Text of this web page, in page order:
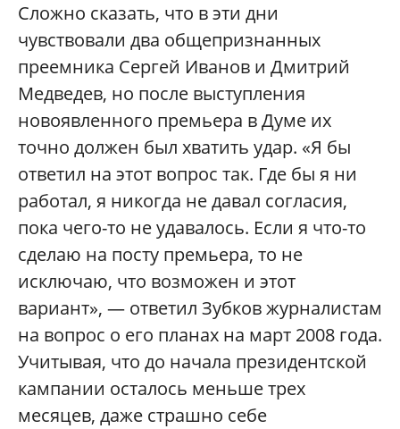
Сложно сказать, что в эти дни
чувствовали два общепризнанных
преемника Сергей Иванов и Дмитрий
Медведев, но после выступления
новоявленного премьера в Думе их
точно должен был хватить удар. «Я бы
ответил на этот вопрос так. Где бы я ни
работал, я никогда не давал согласия,
пока чего-то не удавалось. Если я что-то
сделаю на посту премьера, то не
исключаю, что возможен и этот
вариант», — ответил Зубков журналистам
на вопрос о его планах на март 2008 года.
Учитывая, что до начала президентской
кампании осталось меньше трех
месяцев, даже страшно себе